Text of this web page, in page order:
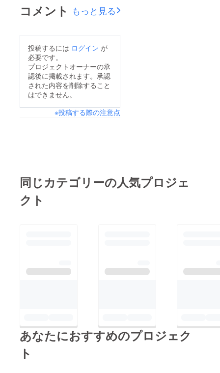
コメント もっと見る
投稿するには ログイン が
必要です。
プロジェクトオーナーの承
認後に掲載されます。承認
された内容を削除すること
はできません。
※投稿する際の注意点
同じカテゴリーの人気プロジェ
クト
あなたにおすすめのプロジェク
ト